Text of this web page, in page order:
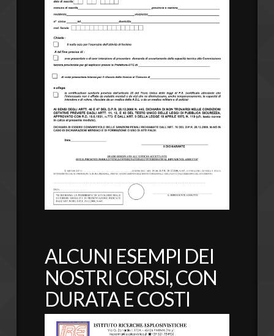
ALCUNI ESEMPI DEI
NOSTRI CORSI, CON
DURATA E COSTI